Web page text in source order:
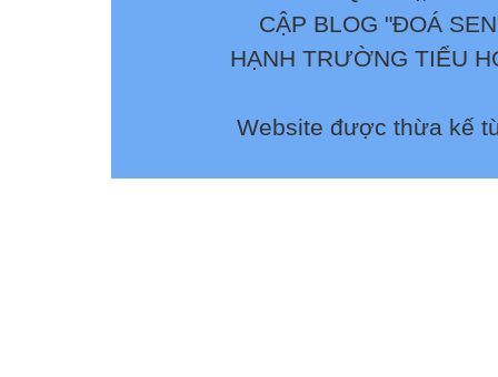
CẬP BLOG "ĐOÁ
HẠNH TRƯỜNG TIỂU
Website được thừa kế